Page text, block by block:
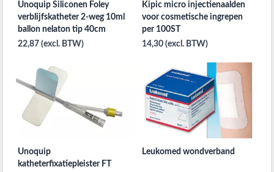
Unoquip Siliconen Foley
verblijfskatheter 2-weg 10ml
ballon nelaton tip 40cm
22,87 (excl. BTW)
Kipic micro injectienaalden
voor cosmetische ingrepen
per 100ST
14,30 (excl. BTW)
Unoquip
katheterfixatiepleister FT
Leukomed wondverband